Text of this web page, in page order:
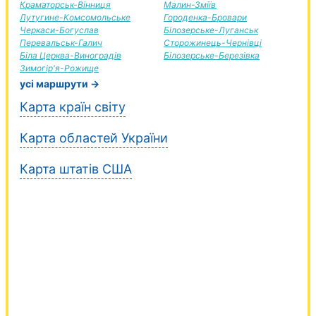
Краматорськ-Вінниця
Лутугине-Комсомольське
Черкаси-Богуслав
Перевальськ-Галич
Біла Церква-Виноградів
Зимогір'я-Рожище
Малин-Зміїв
Городенка-Бровари
Білозерське-Луганськ
Сторожинець-Чернівці
Білозерське-Березівка
усі маршрути →
Карта країн світу
Карта областей України
Карта штатів США